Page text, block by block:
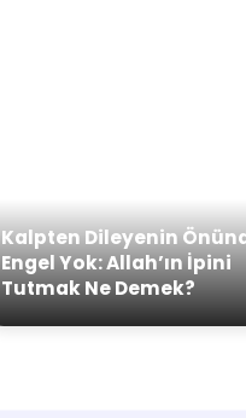
Kalpten Dileyenin
Engel Yok: Allah’ın İpini
Tutmak Ne Demek?